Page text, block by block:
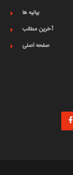
بیانیه ها
آخرین مطالب
صفحه اصلی